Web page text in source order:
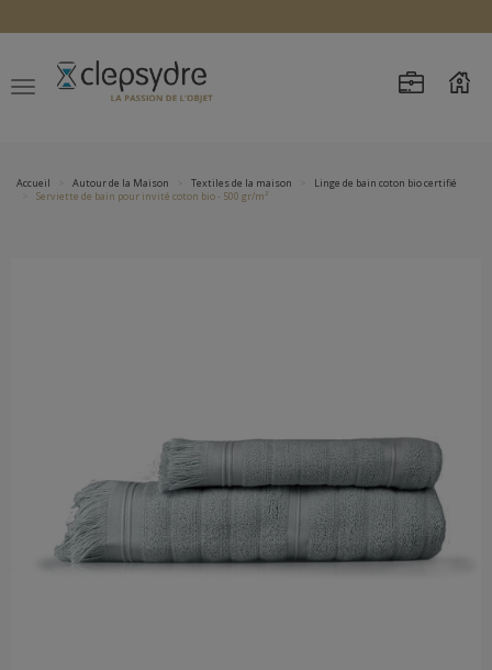
Accueil Autour de la Maison Textiles de la maison
Linge de bain coton bio certifié
Serviette de bain pour invité coton bio - 500 gr/m²